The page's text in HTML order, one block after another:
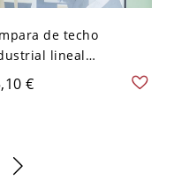
de techo
lineal
de hierro
con foco rotativo y
€